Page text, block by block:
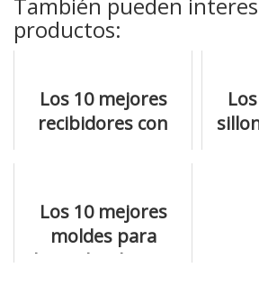
productos:
Los 10 mejores
recibidores con
Los 10 mejores
moldes para
bizcocho de esta